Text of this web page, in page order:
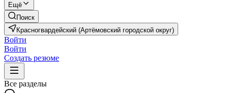
Ещё
Поиск
Красногвардейский (Артёмовский городской округ)
Войти
Войти
Создать резюме
Все разделы